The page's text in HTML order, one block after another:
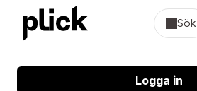
Sök
Logga in